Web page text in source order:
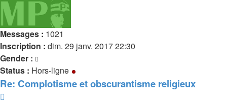
Messages : 1021
Inscription : dim. 29 janv. 2017 22:30
Gender :
Status : Hors-ligne
Re: Complotisme et obscurantisme religieux